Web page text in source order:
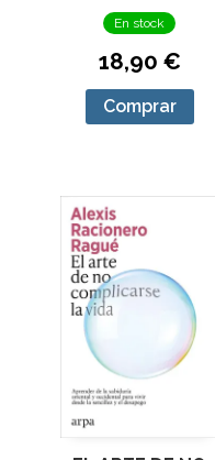
En stock
18,90 €
Comprar